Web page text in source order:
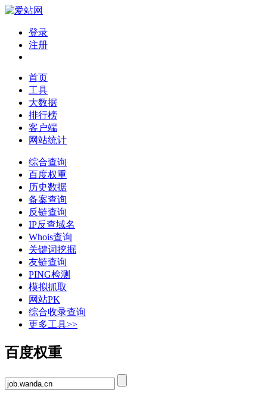
登录
注册
首页
工具
大数据
排行榜
客户端
网站统计
综合查询
百度权重
历史数据
备案查询
反链查询
IP反查域名
Whois查询
关键词挖掘
友链查询
PING检测
模拟抓取
网站PK
综合收录查询
更多工具>>
百度权重